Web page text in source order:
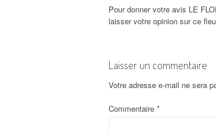
Pour donner votre avis LE
laisser votre opinion sur ce
Laisser un commentaire
Votre adresse e-mail ne sera
Commentaire *